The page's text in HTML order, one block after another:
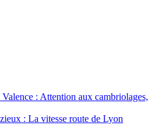
Valence : Attention aux cambriolages,
: La vitesse route de Lyon